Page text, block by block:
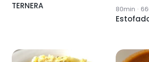
TERNERA
80min ·